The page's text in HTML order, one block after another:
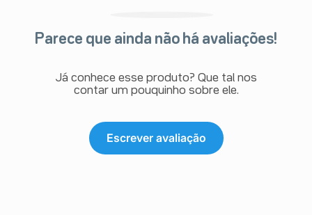
Parece que ainda não há avaliações!
Já conhece esse produto? Que tal nos
contar um pouquinho sobre ele.
Escrever avaliação